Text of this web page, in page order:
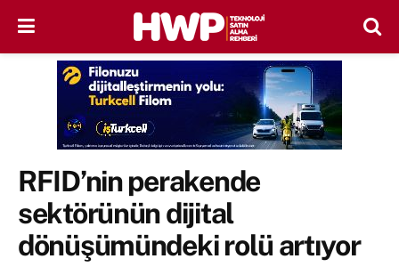
RFID’nin perakende
sektörünün dijital
dönüşümündeki rolü artıyor